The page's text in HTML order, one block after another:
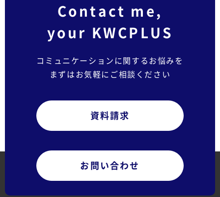
Contact me,
your KWCPLUS
コミュニケーションに関するお悩みを
まずはお気軽にご相談ください
資料請求
お問い合わせ